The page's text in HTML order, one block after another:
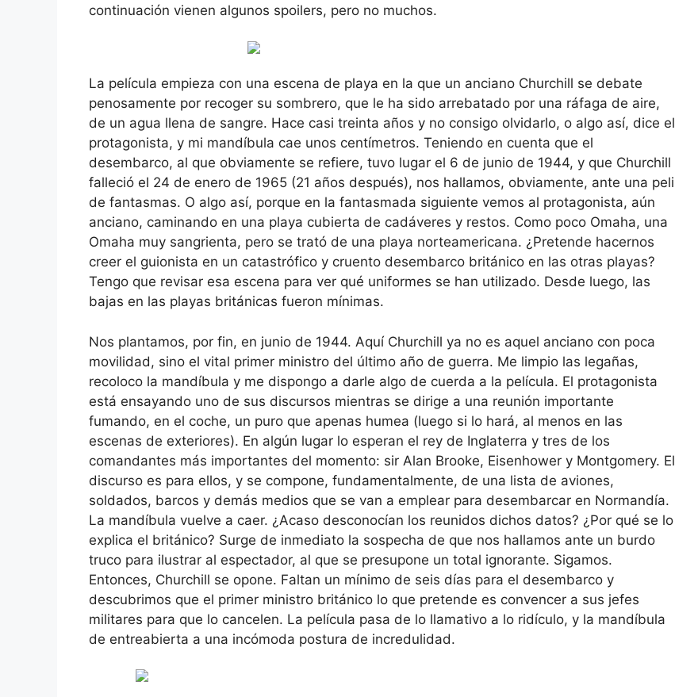
continuación vienen algunos spoilers, pero no muchos.
La película empieza con una escena de playa en la que un anciano Churchill se debate
penosamente por recoger su sombrero, que le ha sido arrebatado por una ráfaga de aire,
de un agua llena de sangre. Hace casi treinta años y no consigo olvidarlo, o algo así, dice el
protagonista, y mi mandíbula cae unos centímetros. Teniendo en cuenta que el
desembarco, al que obviamente se refiere, tuvo lugar el 6 de junio de 1944, y que Churchill
falleció el 24 de enero de 1965 (21 años después), nos hallamos, obviamente, ante una peli
de fantasmas. O algo así, porque en la fantasmada siguiente vemos al protagonista, aún
anciano, caminando en una playa cubierta de cadáveres y restos. Como poco Omaha, una
Omaha muy sangrienta, pero se trató de una playa norteamericana. ¿Pretende hacernos
creer el guionista en un catastrófico y cruento desembarco británico en las otras playas?
Tengo que revisar esa escena para ver qué uniformes se han utilizado. Desde luego, las
bajas en las playas británicas fueron mínimas.
Nos plantamos, por fin, en junio de 1944. Aquí Churchill ya no es aquel anciano con poca
movilidad, sino el vital primer ministro del último año de guerra. Me limpio las legañas,
recoloco la mandíbula y me dispongo a darle algo de cuerda a la película. El protagonista
está ensayando uno de sus discursos mientras se dirige a una reunión importante
fumando, en el coche, un puro que apenas humea (luego si lo hará, al menos en las
escenas de exteriores). En algún lugar lo esperan el rey de Inglaterra y tres de los
comandantes más importantes del momento: sir Alan Brooke, Eisenhower y Montgomery. El
discurso es para ellos, y se compone, fundamentalmente, de una lista de aviones,
soldados, barcos y demás medios que se van a emplear para desembarcar en Normandía.
La mandíbula vuelve a caer. ¿Acaso desconocían los reunidos dichos datos? ¿Por qué se lo
explica el británico? Surge de inmediato la sospecha de que nos hallamos ante un burdo
truco para ilustrar al espectador, al que se presupone un total ignorante. Sigamos.
Entonces, Churchill se opone. Faltan un mínimo de seis días para el desembarco y
descubrimos que el primer ministro británico lo que pretende es convencer a sus jefes
militares para que lo cancelen. La película pasa de lo llamativo a lo ridículo, y la mandíbula
de entreabierta a una incómoda postura de incredulidad.